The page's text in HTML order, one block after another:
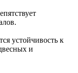
устойчивость к
и